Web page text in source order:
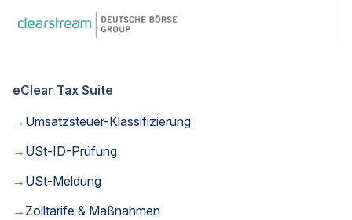
eClear Tax Suite
→ Umsatzsteuer-Klassifizierung
→ USt-ID-Prüfung
→ USt-Meldung
→ Zolltarife & Maßnahmen